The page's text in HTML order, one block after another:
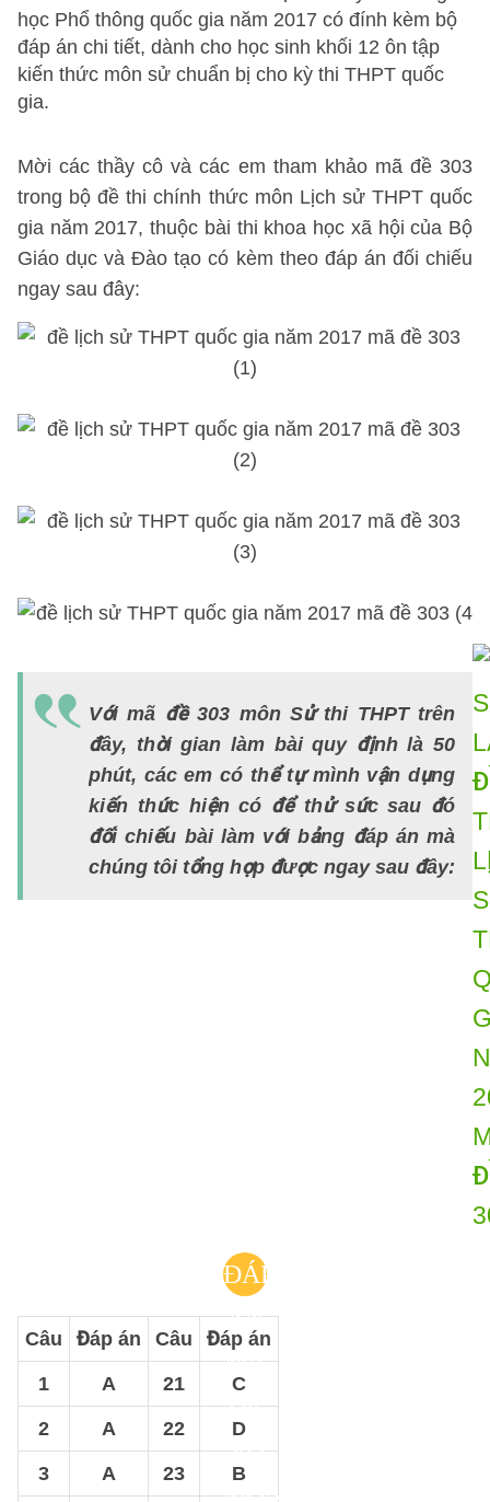
học Phổ thông quốc gia năm 2017 có đính kèm bộ
đáp án chi tiết, dành cho học sinh khối 12 ôn tập
kiến thức môn sử chuẩn bị cho kỳ thi THPT quốc
gia.
Mời các thầy cô và các em tham khảo mã đề 303
trong bộ đề thi chính thức môn Lịch sử THPT quốc
gia năm 2017, thuộc bài thi khoa học xã hội của Bộ
Giáo dục và Đào tạo có kèm theo đáp án đối chiếu
ngay sau đây:
Với mã đề 303 môn Sử thi THPT trên
đây, thời gian làm bài quy định là 50
phút, các em có thể tự mình vận dụng
kiến thức hiện có để thử sức sau đó
đối chiếu bài làm với bảng đáp án mà
chúng tôi tổng hợp được ngay sau đây:
ĐÁP
ÁN
MÃ
ĐỀ
303
MÔN
Câu Đáp án Câu Đáp án
1 A 21 C
2 A 22 D
3 A 23 B